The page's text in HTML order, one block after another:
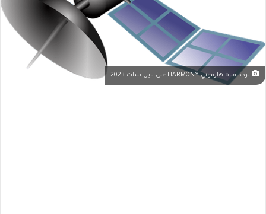
تردد قناة هارموني HARMONY على نايل سات 2023